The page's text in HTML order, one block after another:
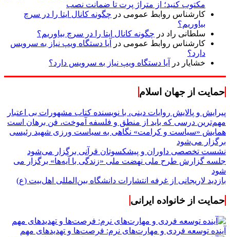
مکتوب کنید؛ از متراژ پرت تا ضمانت نصب
کارشناس روابط عمومی در چگونه کانال ایتا را در سرچ
بیاوریم؟
سلطانی راد در چگونه کانال ایتا را در سرچ بیاوریم؟
کارشناس روابط عمومی در
آیا دستگاه ویپ نیاز به سرویس
دارد؟
خشایار در آیا دستگاه ویپ نیاز به سرویس دارد؟
حمایت از جهان اسلام
پیرایش و پالایش روایات دینی، با نویسنده کتاب مشهورات بی اعتبار
مهم‌ترین درسی که باید از منطق و فلسفه آموخت، فن برهان است
همایش «سیاست و کرامت» نگاهی به سیاست ورزی شهید رئیسی
برگزار می‌شود
نشست تخصصی داوران و پیشکسوتان قرآنی برگزار می‌شود
جلسه گزارش طرح ملی نهضت ملی «زندگی با آیه‌ها» برگزار می
شود
بازدید لاریجانی از غرفه انتشارات دانشگاه بین‌المللی اهل‌بیت (ع)
حمایت از خانواده ایرانی
آینده توسعه فردی و مهارت‌های نرم: فرصت‌ها و تهدیدهای مهم